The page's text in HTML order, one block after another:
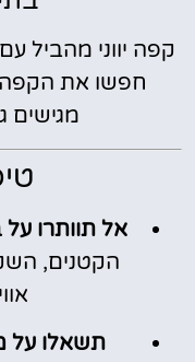
קפה יווני מהביל
חפשו את
מגישים
אל תוותרו
הקטנים,
תשאלו על